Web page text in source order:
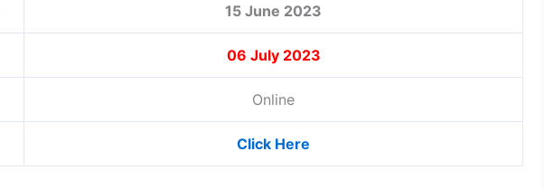
15 June 2023
06 July 2023
Online
Click Here